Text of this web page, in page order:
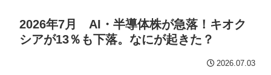
2026年7月 AI・半導体株が急落！キオク
シアが13％も下落。なにが起きた？
2026.07.03